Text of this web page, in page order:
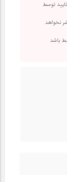
توسط
نخواهد
باشد